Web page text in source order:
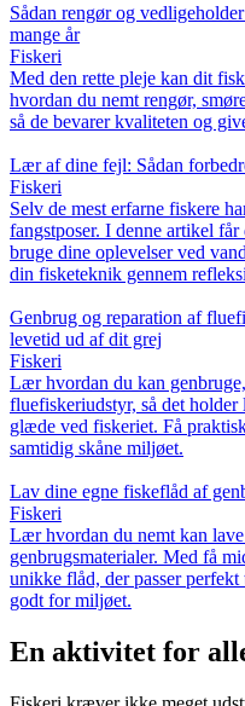
Sådan rengør og
mange år
Fiskeri
Med den rette pleje kan dit
hvordan du nemt rengør,
så de bevarer kvaliteten og
Lær af dine fejl: Sådan
Fiskeri
Selv de mest erfarne fiskere
fangstposer. I denne artikel
bruge dine oplevelser ved
din fisketeknik gennem
Genbrug og reparation af
levetid ud af dit grej
Fiskeri
Lær hvordan du kan
fluefiskeriudstyr, så det
glæde ved fiskeriet. Få
samtidig skåne miljøet.
Lav dine egne fiskeflåd af
Fiskeri
Lær hvordan du nemt kan
genbrugsmaterialer. Med få
unikke flåd, der passer
godt for miljøet.
En aktivitet for